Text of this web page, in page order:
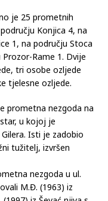
su 3 prekršaja; na
Čapljine 1.
je 25 prometnih
Konjica 4, na
1, na području Stoca
Rame 1. Dvije
tri osobe ozljede
tjelesne ozljede.
prometna nezgoda na
u kojoj je
Isti je zadobio
tužitelj, izvršen